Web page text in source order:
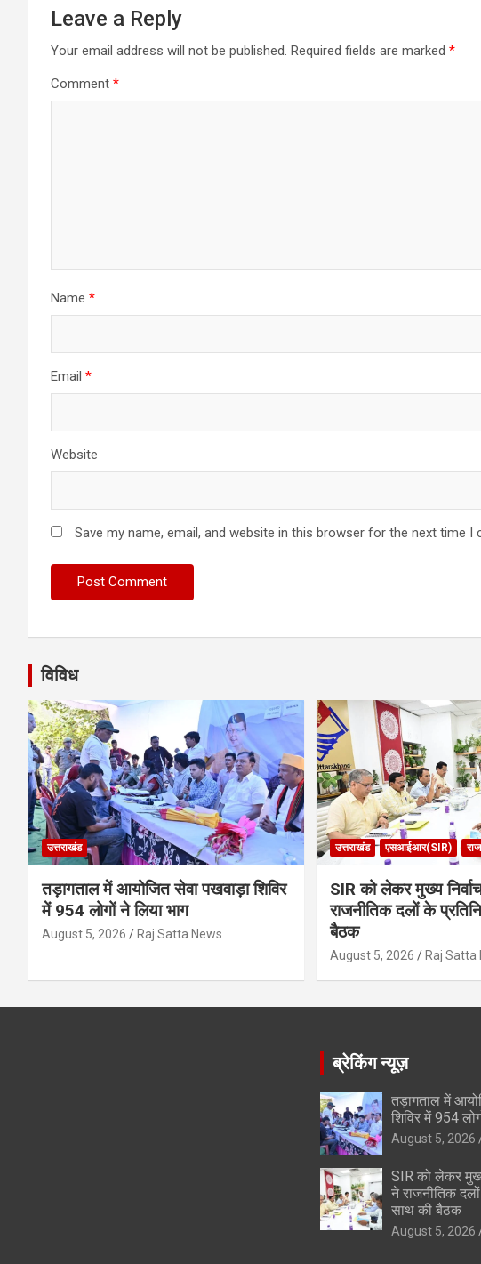
Leave a Reply
Your email address will not be published. Required fields are marked *
Comment *
Name *
Email *
Website
Save my name, email, and website in this browser for the next time I
विविध
उत्तराखंड
तड़ागताल में आयोजित सेवा पखवाड़ा शिविर
में 954 लोगों ने लिया भाग
August 5, 2026 Raj Satta News
उत्तराखंड एसआईआर(SIR)
SIR को लेकर मुख्य
राजनीतिक दलों के
बैठक
August 5, 2026 Raj Satta
ब्रेकिंग न्यूज़
तड़ागताल में
शिविर में 954
August 5, 2026
SIR को लेकर
ने राजनीतिक
साथ की बैठक
August 5, 2026